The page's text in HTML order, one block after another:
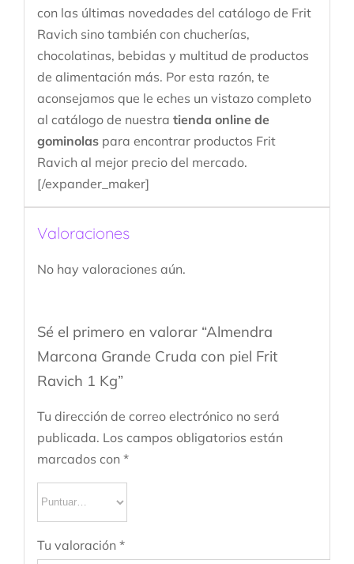
con las últimas novedades del catálogo de Frit
Ravich sino también con chucherías,
chocolatinas, bebidas y multitud de productos
de alimentación más. Por esta razón, te
aconsejamos que le eches un vistazo completo
al catálogo de nuestra tienda online de
gominolas para encontrar productos Frit
Ravich al mejor precio del mercado.
[/expander_maker]
Valoraciones
No hay valoraciones aún.
Sé el primero en valorar “Almendra
Marcona Grande Cruda con piel Frit
Ravich 1 Kg”
Tu dirección de correo electrónico no será
publicada. Los campos obligatorios están
marcados con *
Tu valoración *